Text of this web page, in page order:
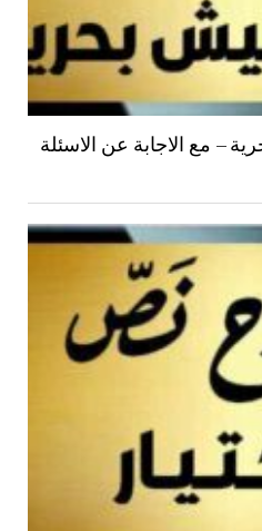
– مع الاجابة عن الاسئلة